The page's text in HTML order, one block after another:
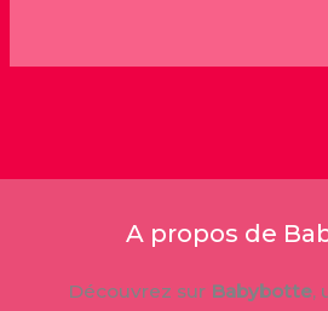
A propos de
Découvrez sur Babybotte,